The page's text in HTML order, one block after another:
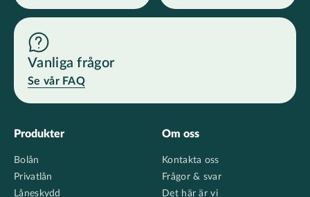
Vanliga frågor
Se vår FAQ
Footer
Produkter
Bolån
Privatlån
Låneskydd
Om oss
Kontakta oss
Frågor & svar
Det här är vi